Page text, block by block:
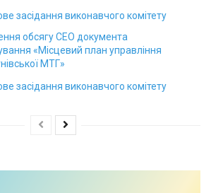
засідання виконавчого комітету
обсягу СЕО документа
«Місцевий план управління
МТГ»
засідання виконавчого комітету